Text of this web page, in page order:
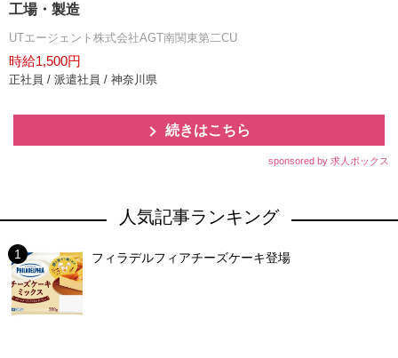
工場・製造
UTエージェント株式会社AGT南関東第二CU
時給1,500円
正社員 / 派遣社員 / 神奈川県
続きはこちら
sponsored by 求人ボックス
人気記事ランキング
フィラデルフィアチーズケーキ登場